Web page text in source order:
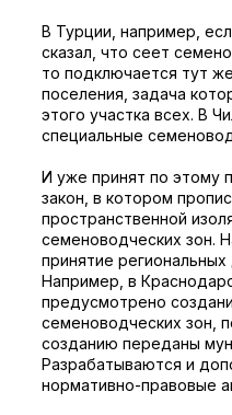
В Турции, например,
сказал, что сеет
то подключается тут
поселения, задача
этого участка всех. В
специальные
И уже принят по этому
закон, в котором
пространственной
семеноводческих зон.
принятие
Например, в
предусмотрено
семеноводческих зон,
созданию переданы
Разрабатываются и
нормативно-правовые